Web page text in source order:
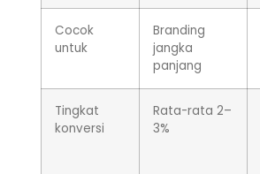
Cocok
untuk
Branding
jangka
panjang
Tingkat
konversi
Rata-rata 2–
3%